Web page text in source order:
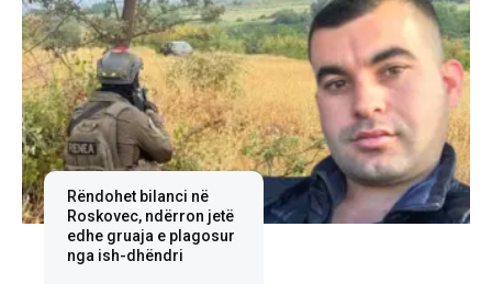
Rëndohet bilanci në
Roskovec, ndërron jetë
edhe gruaja e plagosur
nga ish-dhëndri